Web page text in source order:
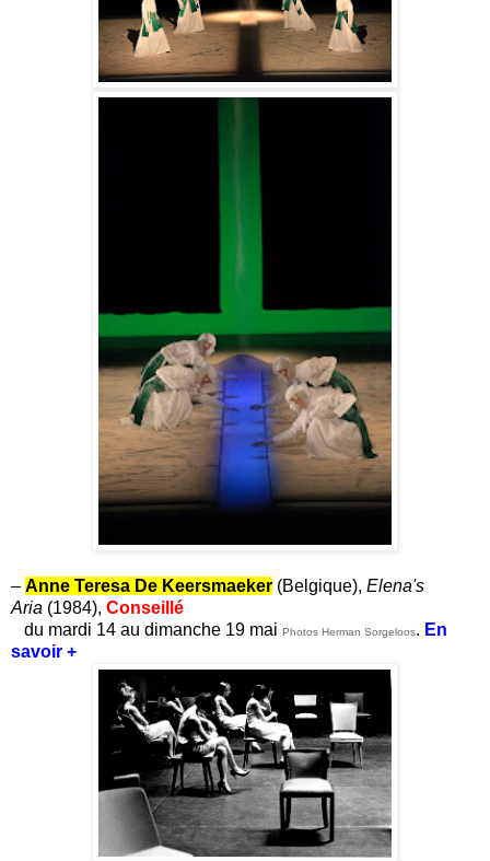
– Anne Teresa De Keersmaeker (Belgique), Elena's
Aria (1984), Conseillé
du mardi 14 au dimanche 19 mai Photos Herman Sorgeloos. En
savoir +